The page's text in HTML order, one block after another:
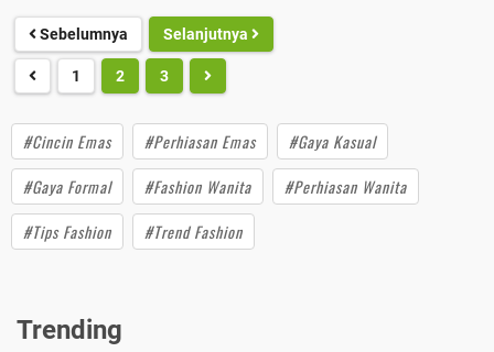
Sebelumnya Selanjutnya
1 2 3
#Cincin Emas #Perhiasan Emas
#Gaya Kasual
#Gaya Formal
#Fashion Wanita
#Perhiasan Wanita
#Tips Fashion
#Trend Fashion
Trending